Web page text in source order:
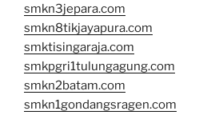
smkn3jepara.com
smkn8tikjayapura.com
smktisingaraja.com
smkpgri1tulungagung.com
smkn2batam.com
smkn1gondangsragen.com